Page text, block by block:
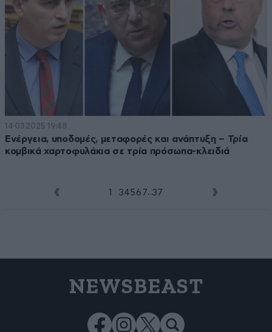
14·03·2025 19:48
Ενέργεια, υποδομές, μεταφορές και ανάπτυξη – Τρία
κομβικά χαρτοφυλάκια σε τρία πρόσωπα-κλειδιά
1 34 5 6 7...37
NEWSBEAST